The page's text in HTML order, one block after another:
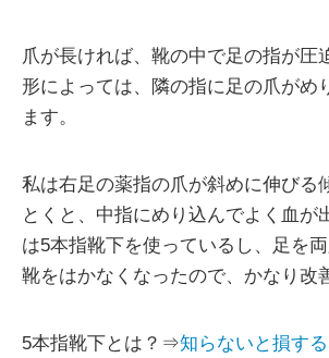
爪が長ければ、靴の中で足の指が圧
形によっては、隣の指に足の爪がめ
ます。
私は右足の薬指の爪が斜めに伸びる
とくと、中指にめり込んでよく血が
は5本指靴下を使っているし、足を
靴をはかなくなったので、かなり改
5本指靴下とは？⇒知らないと損す